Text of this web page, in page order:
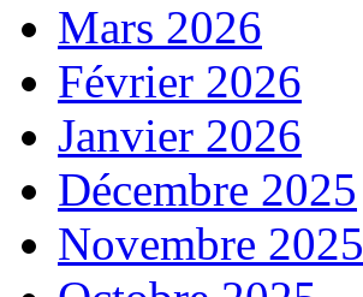
Mars 2026
Février 2026
Janvier 2026
Décembre 2025
Novembre 2025